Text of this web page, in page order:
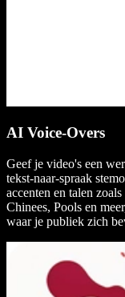
AI Voice-Overs
Geef je video's een
tekst-naar-spraak
accenten en talen
Chinees, Pools en
waar je publiek zich